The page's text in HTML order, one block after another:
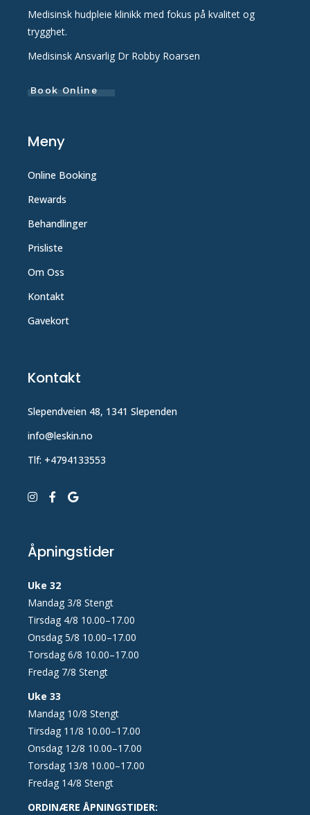
Medisinsk hudpleie klinikk med fokus på kvalitet og
trygghet.
Medisinsk Ansvarlig Dr Robby Roarsen
Book Online
Meny
Online Booking
Rewards
Behandlinger
Prisliste
Om Oss
Kontakt
Gavekort
Kontakt
Slependveien 48, 1341 Slependen
info@leskin.no
Tlf: +4794133553
Åpningstider
Uke 32
Mandag 3/8 Stengt
Tirsdag 4/8 10.00–17.00
Onsdag 5/8 10.00–17.00
Torsdag 6/8 10.00–17.00
Fredag 7/8 Stengt
Uke 33
Mandag 10/8 Stengt
Tirsdag 11/8 10.00–17.00
Onsdag 12/8 10.00–17.00
Torsdag 13/8 10.00–17.00
Fredag 14/8 Stengt
ORDINÆRE ÅPNINGSTIDER: